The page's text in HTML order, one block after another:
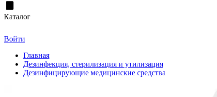
Каталог
Войти
Главная
Дезинфекция, стерилизация и утилизация
Дезинфицирующие медицинские средства